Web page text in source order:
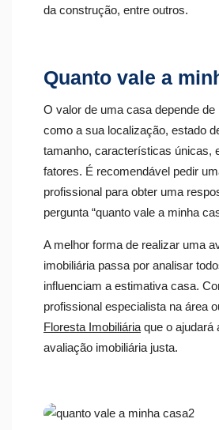
da construção, entre outros.
Quanto vale a
O valor de uma casa depende
como a sua localização, estado
tamanho, características únicas,
fatores. É recomendável pedir
profissional para obter uma
pergunta “quanto vale a minha
A melhor forma de realizar uma
imobiliária passa por analisar
influenciam a estimativa casa.
profissional especialista na área
Floresta Imobiliária que o ajudará
avaliação imobiliária justa.